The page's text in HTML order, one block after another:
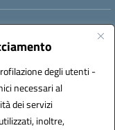
degli utenti -
necessari al
dei servizi
inoltre,
istsc_fgps040004